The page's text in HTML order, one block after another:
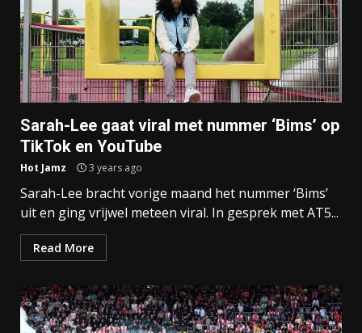
Sarah-Lee gaat viral met nummer ‘Bims’ op
TikTok en YouTube
Hot Jamz 3 years ago
Sarah-Lee bracht vorige maand het nummer ‘Bims’
uit en ging vrijwel meteen viral. In gesprek met AT5...
Read More